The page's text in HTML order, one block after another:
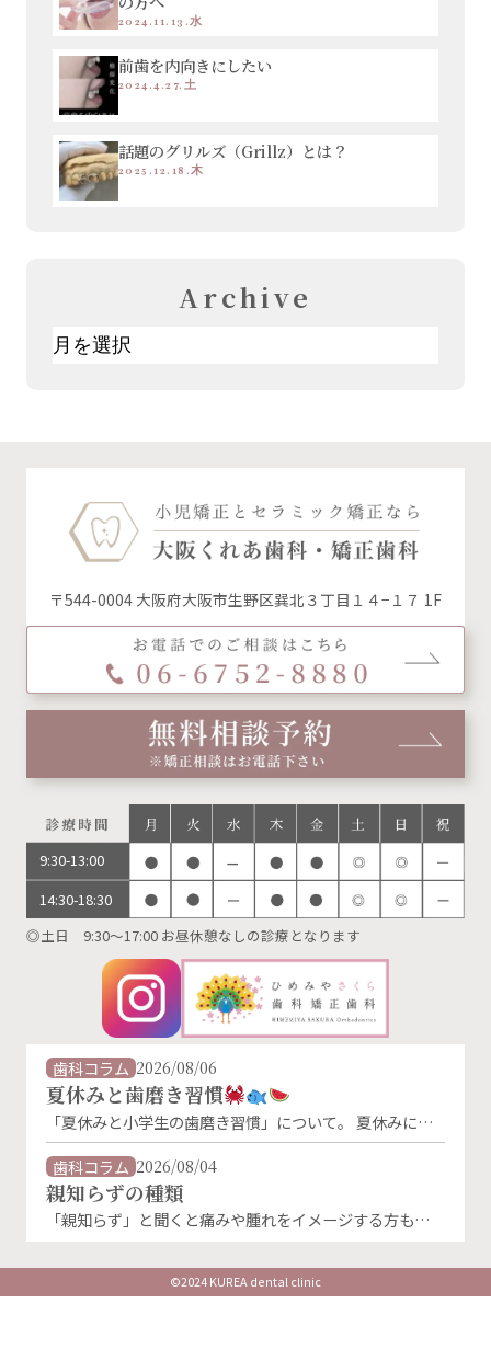
2024.11.13.水
前歯を内向きにしたい
2024.4.27.土
話題のグリルズ（Grillz）とは？
2025.12.18.木
Archive
ア
〒544-0004 大阪府大阪市生野区巽北３丁目１４−１７ 1F
9:30-13:00
14:30-18:30
◎土日 9:30～17:00 お昼休憩なしの診療となります
歯科コラム 2026/08/06
夏休みと歯磨き習慣
「夏休みと小学生の歯磨き習慣」について。 夏休みに入
り、生活リズムが変わることで、歯磨きの習慣が乱れがち
になります。特に朝の歯磨きは、「朝ごはんを食べないか
ら」「外に出かけないから」といった理由で忘れやすくな
るものです。 しかし、夏休み中でもむし歯菌は活発に活
動しています。朝・晩しっかり磨くことが、お子さんの大
歯科コラム 2026/08/04
親知らずの種類
「親知らず」と聞くと痛みや腫れをイメージする方も多い
すさや治療法が異なります。 親知らずの主な種類 ①まっ
すぐ生えている親知らず 正常な向きで生えている状態で
©2024 KUREA dental clinic